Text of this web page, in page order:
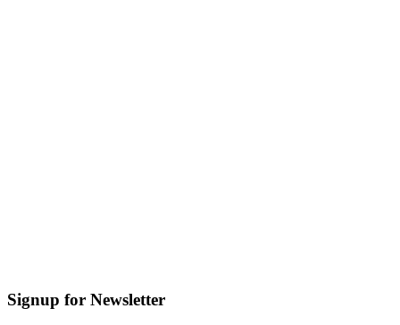
Signup for Newsletter